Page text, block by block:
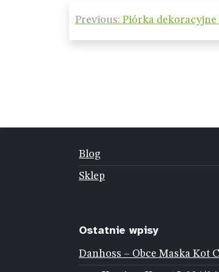
Nawigacja
wpisu
Previous: Piórka dekoracyjne
Blog
Sklep
Ostatnie wpisy
Danhoss – Obce Maska Kot